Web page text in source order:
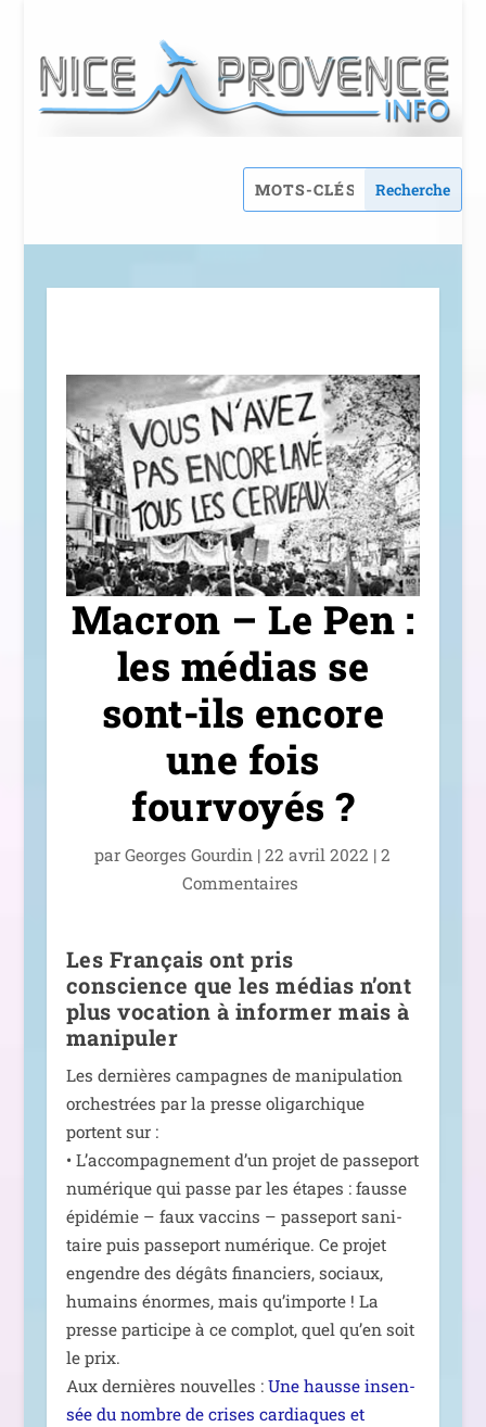
Macron – Le Pen :
les médias se
sont-ils encore
une fois
fourvoyés ?
parGeorges Gourdin |22 avril 2022 |2
Commentaires
Les Français ont pris
conscience que les médias n’ont
plus vocation à informer mais à
manipuler
Les der­nières cam­pagnes de mani­pu­la­tion
orches­trées par la presse oli­gar­chique
portent sur :
• L’accompagnement d’un pro­jet de pas­se­port
numé­rique qui passe par les étapes : fausse
épi­dé­mie – faux vac­cins – pas­se­port sani­
taire puis pas­se­port numé­rique. Ce pro­jet
engendre des dégâts finan­ciers, sociaux,
humains énormes, mais qu’im­porte ! La
presse par­ti­cipe à ce com­plot, quel qu’en soit
le prix.
Aux der­nières nou­velles : Une hausse insen­
sée du nombre de crises car­diaques et